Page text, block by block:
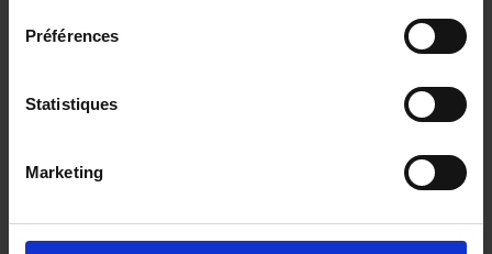
Préférences
Statistiques
Marketing
100 BVM6 Bastille
ou à partir de261.08 €/mois